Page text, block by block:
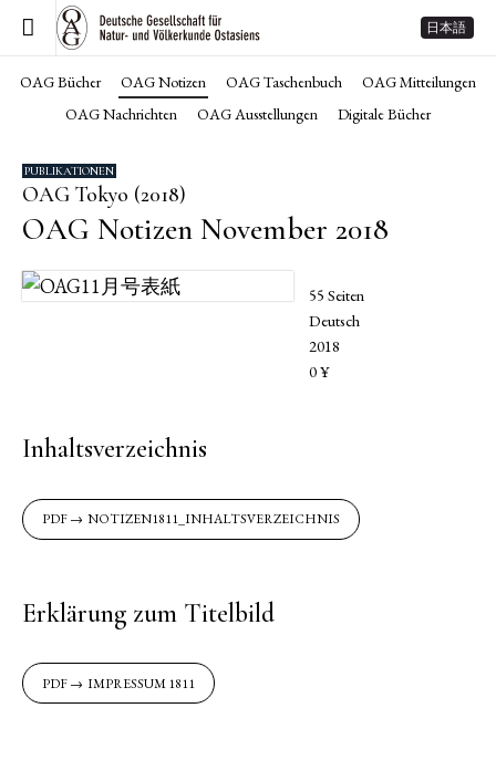
日本語
OAG Bücher OAG Notizen OAG Taschenbuch
OAG Mitteilungen
OAG Nachrichten
OAG Ausstellungen Digitale Bücher
PUBLIKATIONEN
OAG Tokyo (2018)
OAG Notizen November 2018
55 Seiten
Deutsch
2018
0 ¥
Inhaltsverzeichnis
NOTIZEN1811_INHALTSVERZEICHNIS
Erklärung zum Titelbild
IMPRESSUM 1811